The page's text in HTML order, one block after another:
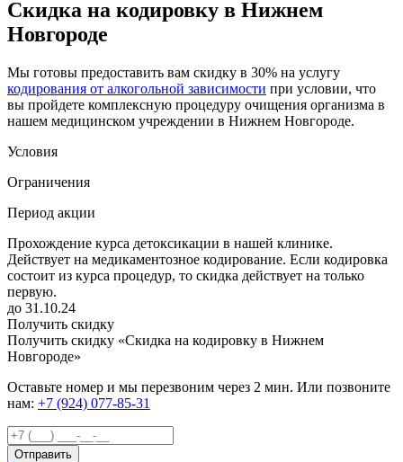
Скидка на кодировку в Нижнем
Новгороде
Мы готовы предоставить вам скидку в 30% на услугу
кодирования от алкогольной зависимости при условии, что
вы пройдете комплексную процедуру очищения организма в
нашем медицинском учреждении в Нижнем Новгороде.
Условия
Ограничения
Период акции
Прохождение курса детоксикации в нашей клинике.
Действует на медикаментозное кодирование. Если кодировка
состоит из курса процедур, то скидка действует на только
первую.
до 31.10.24
Получить скидку
Получить скидку «Скидка на кодировку в Нижнем
Новгороде»
Оставьте номер и мы перезвоним через 2 мин. Или позвоните
нам: +7 (924) 077-85-31
Отправить